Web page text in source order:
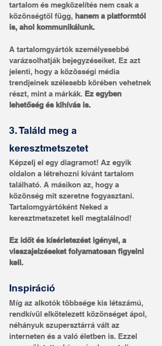
tartalom és megközelítés nem csak a
közönségtől függ, hanem a platformtól
is, ahol kommunikálunk.
A tartalomgyártók személyesebbé
varázsolhatják bejegyzéseiket. Ez azt
jelenti, hogy a közösségi média
trendjeinek szélesebb körében vehetnek
részt, mint a márkák. Ez egyben
lehetőség és kihívás is.
3. Találd meg a
keresztmetszetet
Képzelj el egy diagramot! Az egyik
oldalon a létrehozni kívánt tartalom
található. A másikon az, hogy a
közönség mit szeretne fogyasztani.
Tartalomgyártóként Neked a
keresztmetszetet kell megtalálnod!
Ez időt és kísérletezést igényel, a
visszajelzéseket folyamatosan figyelni
kell.
Inspiráció
Míg az alkotók többsége kis létszámú,
rendkívül elkötelezett közönséget ápol,
néhányuk szupersztárrá vált az
interneten és a való életben is. Ezzel